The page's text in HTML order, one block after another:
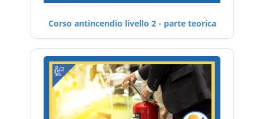
Corso antincendio livello 2 - parte teorica